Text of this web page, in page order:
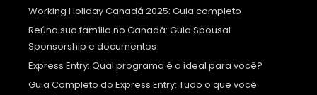
Working Holiday Canadá 2025: Guia completo
Reúna sua família no Canadá: Guia Spousal
Sponsorship e documentos
Express Entry: Qual programa é o ideal para você?
Guia Completo do Express Entry: Tudo o que você